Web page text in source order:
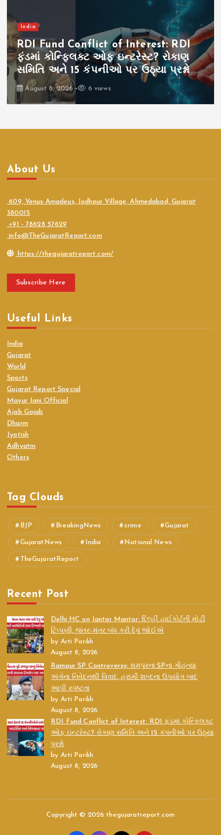
India
RDI Fund Conflict of Interest: RDI
ફંડમાં કોન્ફ્લિક્ટ ઓફ ઇન્ટરેસ્ટ? રોકાણ
સમિતિ અને 15 કંપનીઓ પર ઉઠ્યા પ્રશ્નો
August 8, 2026 6 views
About Us
609, Venus Amadeus, Jodhpur Village, Ahmedabad, Gujarat
380015
+91 - 78628 57629
info@TheGujaratReport.com
https://thegujaratreport.com/
Subscribe Here
Useful Links
India
Gujarat
World
Sports
Gujarat Report Special
Mayur Jani Official
Ajab Gajab
Dharm
Jyotish
Adhyatm
Others
Tag Clouds
BJP BreakingNews crime Gujarat
GujaratNews India National News
TheGujaratReport
Recent Post
Delhi HC on Jantar Mantar: દિલ્હી હાઈકોર્ટની મોટી
ટિપ્પણી, જંતર-મંતર બંધ કરી દેવું જોઈએ
by Arti Parikh
August 8, 2026
Rampur SP Controversy: રામપુરના SPના ગૌહત્યા
અંગેના નિવેદનથી વિવાદ, હરામી શબ્દના ઉપયોગ બાદ
આપી સ્પષ્ટતા
by Arti Parikh
August 8, 2026
RDI Fund Conflict of Interest: RDI ફંડમાં કોન્ફ્લિક્ટ
ઓફ ઇન્ટરેસ્ટ? રોકાણ સમિતિ અને 15 કંપનીઓ પર ઉઠ્યા
પ્રશ્નો
by Arti Parikh
August 8, 2026
Copyright © 2026 thegujaratreport.com